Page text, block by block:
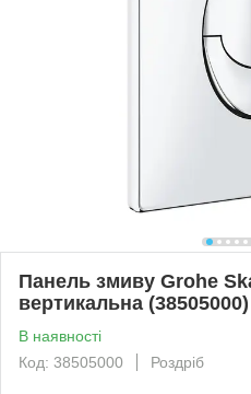
Панель змиву Grohe
вертикальна (38505000)
В наявності
Код: 38505000
Роздріб